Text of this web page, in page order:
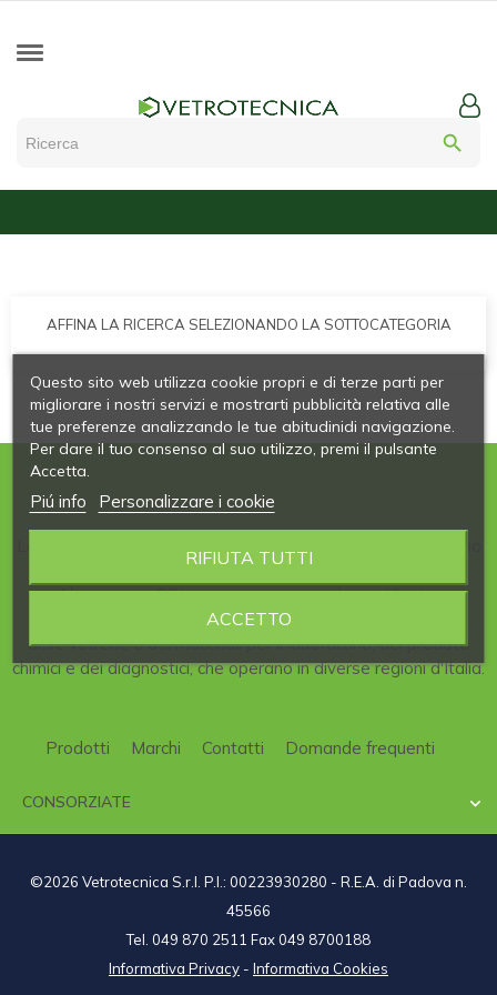
search
AFFINA LA RICERCA SELEZIONANDO LA SOTTOCATEGORIA
Distribuzione di articoli per Laboratori
Al consorzio CDL partecipano aziende qualificate,
specializzate nel campo della strumentazione scientifica,
delle vetrerie e dei materiali per il laboratorio, dei prodotti
chimici e dei diagnostici, che operano in diverse regioni d'Italia.
Prodotti Marchi Contatti Domande frequenti
CONSORZIATE 
Questo sito web utilizza cookie propri e di terze parti per
migliorare i nostri servizi e mostrarti pubblicità relativa alle
tue preferenze analizzando le tue abitudinidi navigazione.
Per dare il tuo consenso al suo utilizzo, premi il pulsante
Accetta.
Piú info Personalizzare i cookie
RIFIUTA TUTTI
ACCETTO
©2026 Vetrotecnica S.r.l. P.I.: 00223930280 - R.E.A. di Padova n.
45566
Tel. 049 870 2511 Fax 049 8700188
Informativa Privacy - Informativa Cookies